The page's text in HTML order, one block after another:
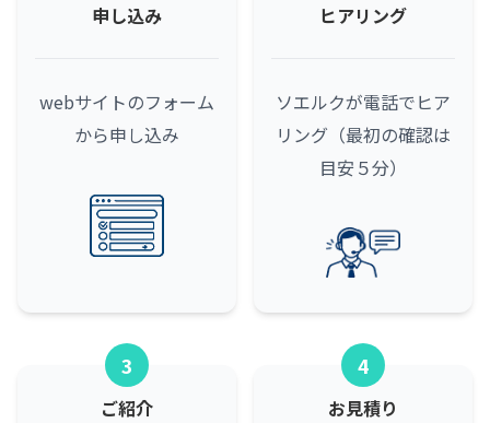
申し込み
webサイトのフォーム
から申し込み
ヒアリング
ソエルクが電話でヒア
リング（最初の確認は
目安５分）
3
ご紹介
4
お見積り